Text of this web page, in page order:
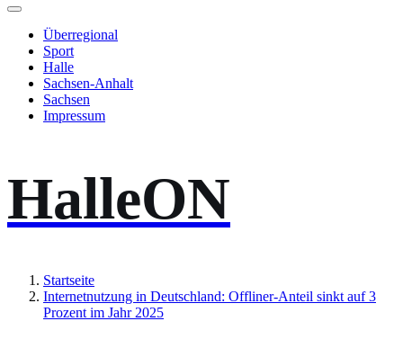
Überregional
Sport
Halle
Sachsen-Anhalt
Sachsen
Impressum
HalleON
Startseite
Internetnutzung in Deutschland: Offliner-Anteil sinkt auf 3
Prozent im Jahr 2025